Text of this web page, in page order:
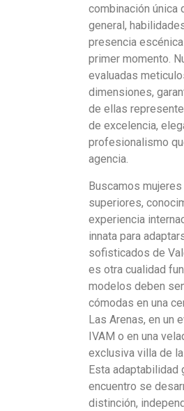
combinación única
general,
presencia
primer momento.
evaluadas
dimensiones,
de ellas
de excelencia,
profesionalismo
agencia.
Buscamos
superiores,
experiencia
innata para
sofisticados de
es otra cualidad
modelos deben
cómodas en una
Las Arenas, en un
IVAM o en una
exclusiva villa de
Esta adaptabilidad
encuentro se
distinción,